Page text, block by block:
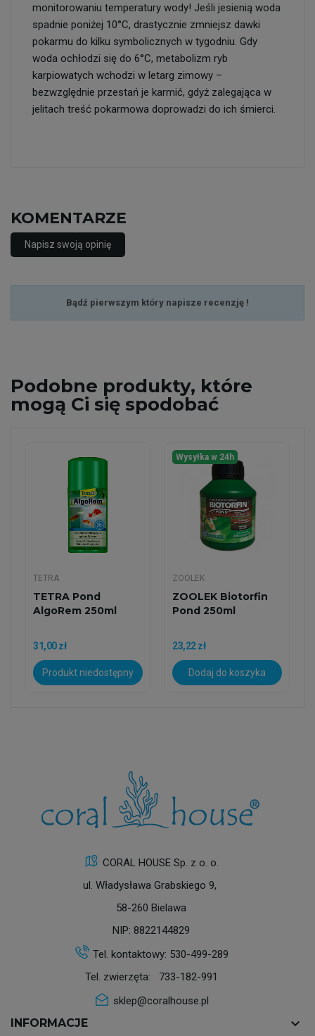
monitorowaniu temperatury wody! Jeśli jesienią woda
spadnie poniżej 10°C, drastycznie zmniejsz dawki
pokarmu do kilku symbolicznych w tygodniu. Gdy
woda ochłodzi się do 6°C, metabolizm ryb
karpiowatych wchodzi w letarg zimowy –
bezwzględnie przestań je karmić, gdyż zalegająca w
jelitach treść pokarmowa doprowadzi do ich śmierci.
KOMENTARZE
Napisz swoją opinię
Bądź pierwszym który napisze recenzję !
Podobne produkty, które
mogą Ci się spodobać
TETRA
TETRA Pond
AlgoRem 250ml
31,00 zł
Produkt niedostępny
Wysyłka w 24h
ZOOLEK
ZOOLEK Biotorfin
Pond 250ml
23,22 zł
Dodaj do koszyka
CORAL HOUSE Sp. z o. o.
ul. Władysława Grabskiego 9,
58-260 Bielawa
NIP: 8822144829
Tel. kontaktowy: 530-499-289
Tel. zwierzęta: 733-182-991
sklep@coralhouse.pl
INFORMACJE keyboard_arrow_down